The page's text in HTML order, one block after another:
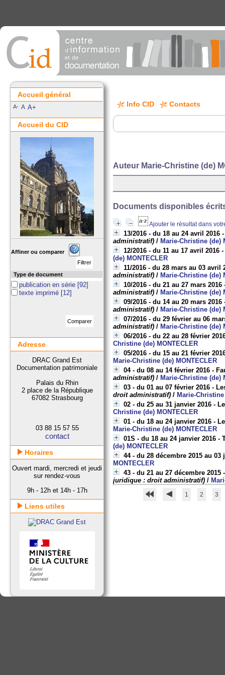
Info CID Contacts
Auteur Marie-Christine (de)
Documents disponibles
Ajouter le résultat dans
13/2016 - du 18 au 24 avril
administratif) / Marie-Christine (de)
12/2016 - du 11 au 17 avril 2016
(de) MONTECLER
11/2016 - du 28 mars au 03
administratif) / Marie-Christine (de)
10/2016 - du 21 au 27 mars
administratif) / Marie-Christine (de)
09/2016 - du 14 au 20 mars
administratif) / Marie-Christine (de)
07/2016 - du 29 février au 06
administratif) / Marie-Christine (de)
06/2016 - du 22 au 28 février
Christine (de) MONTECLER
05/2016 - du 15 au 21 février
Marie-Christine (de) MONTECLER
04 - du 08 au 14 février 2016 -
administratif) / Marie-Christine (de)
03 - du 01 au 07 février 2016 -
droit administratif) / Marie-
02 - du 25 au 31 janvier 2016 -
Christine (de) MONTECLER
01 - du 18 au 24 janvier 2016 -
Marie-Christine (de) MONTECLER
01S - du 18 au 24 janvier 2016 -
(de) MONTECLER
44 - du 28 décembre 2015 au 03
MONTECLER
43 - du 21 au 27 décembre
juridique : droit administratif) /
1 2 3
Accueil général
A- A A+
Accueil du CID
Affiner ou comparer
Type de document
publication en série [92]
texte imprimé [12]
Adresse
DRAC Grand Est
Documentation patrimoniale
Palais du Rhin
2 place de la République
67082 Strasbourg
03 88 15 57 55
contact
Horaires
Ouvert mardi, mercredi et jeudi
sur rendez-vous
9h - 12h et 14h - 17h
Liens utiles